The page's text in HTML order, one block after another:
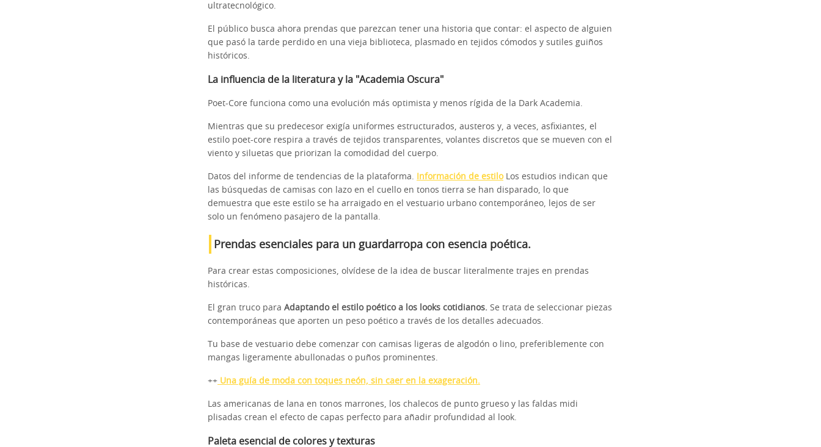
ultratecnológico.
El público busca ahora prendas que parezcan tener una historia que contar: el aspecto de alguien
que pasó la tarde perdido en una vieja biblioteca, plasmado en tejidos cómodos y sutiles guiños
históricos.
La influencia de la literatura y la "Academia Oscura"
Poet-Core funciona como una evolución más optimista y menos rígida de la Dark Academia.
Mientras que su predecesor exigía uniformes estructurados, austeros y, a veces, asfixiantes, el
estilo poet-core respira a través de tejidos transparentes, volantes discretos que se mueven con el
viento y siluetas que priorizan la comodidad del cuerpo.
Datos del informe de tendencias de la plataforma. Información de estiloLos estudios indican que
las búsquedas de camisas con lazo en el cuello en tonos tierra se han disparado, lo que
demuestra que este estilo se ha arraigado en el vestuario urbano contemporáneo, lejos de ser
solo un fenómeno pasajero de la pantalla.
Prendas esenciales para un guardarropa con esencia poética.
Para crear estas composiciones, olvídese de la idea de buscar literalmente trajes en prendas
históricas.
El gran truco para Adaptando el estilo poético a los looks cotidianos. Se trata de seleccionar piezas
contemporáneas que aporten un peso poético a través de los detalles adecuados.
Tu base de vestuario debe comenzar con camisas ligeras de algodón o lino, preferiblemente con
mangas ligeramente abullonadas o puños prominentes.
++ Una guía de moda con toques neón, sin caer en la exageración.
Las americanas de lana en tonos marrones, los chalecos de punto grueso y las faldas midi
plisadas crean el efecto de capas perfecto para añadir profundidad al look.
Paleta esencial de colores y texturas